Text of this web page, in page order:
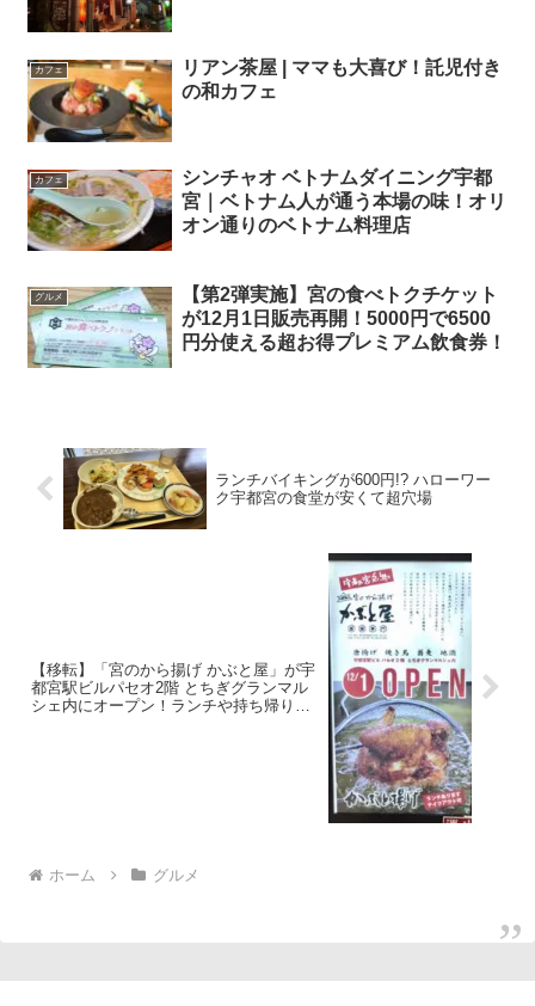
カフェ
リアン茶屋 | ママも大喜び！託児付き
の和カフェ
カフェ
シンチャオ ベトナムダイニング宇都
宮｜ベトナム人が通う本場の味！オリ
オン通りのベトナム料理店
グルメ
【第2弾実施】宮の食べトクチケット
が12月1日販売再開！5000円で6500
円分使える超お得プレミアム飲食券！
ランチバイキングが600円!? ハローワー
ク宇都宮の食堂が安くて超穴場
【移転】「宮のから揚げ かぶと屋」が宇
都宮駅ビルパセオ2階 とちぎグランマル
シェ内にオープン！ランチや持ち帰り出
ホーム グルメ